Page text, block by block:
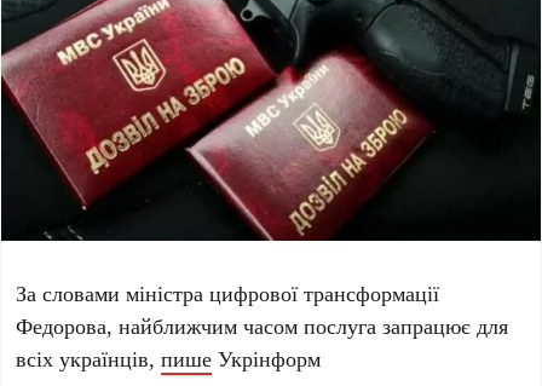
За словами міністра цифрової трансформації
Федорова, найближчим часом послуга запрацює для
всіх українців,пише Укрінформ